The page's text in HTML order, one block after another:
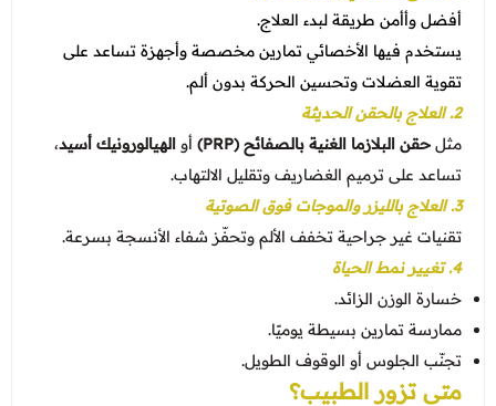
أفضل وأأمن طريقة لبدء العلاج.
يستخدم فيها الأخصائي تمارين مخصصة وأجهزة تساعد على
تقوية العضلات وتحسين الحركة بدون ألم.
2. العلاج بالحقن الحديثة
مثلحقن البلازما الغنية بالصفائح (PRP) أو الهيالورونيك أسيد،
تساعد على ترميم الغضاريف وتقليل الالتهاب.
3. العلاج بالليزر والموجات فوق الصوتية
تقنيات غير جراحية تخفف الألم وتحفّز شفاء الأنسجة بسرعة.
4. تغيير نمط الحياة
خسارة الوزن الزائد.
ممارسة تمارين بسيطة يوميًا.
تجنّب الجلوس أو الوقوف الطويل.
متى تزور الطبيب؟